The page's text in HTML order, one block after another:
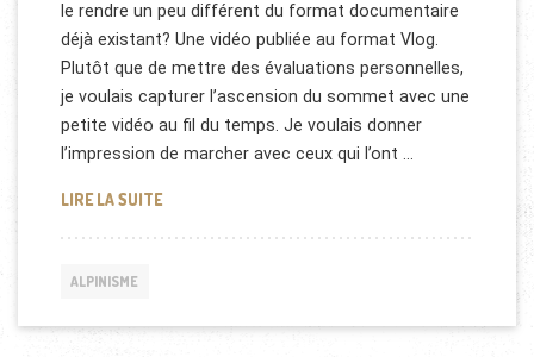
le rendre un peu différent du format documentaire
déjà existant? Une vidéo publiée au format Vlog.
Plutôt que de mettre des évaluations personnelles,
je voulais capturer l’ascension du sommet avec une
petite vidéo au fil du temps. Je voulais donner
l’impression de marcher avec ceux qui l’ont …
LIRE LA SUITEVLOG SUR L’EVEREST
ALPINISME